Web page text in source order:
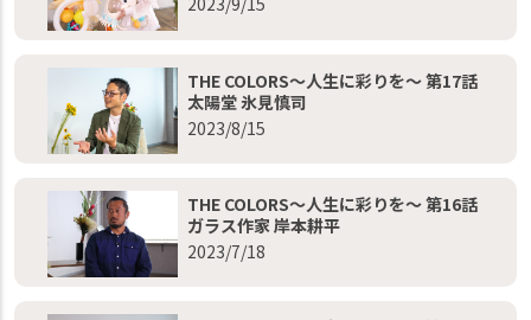
THE COLORS～人生に彩りを～ 第17話
太陽堂 氷見慎司
2023/8/15
THE COLORS～人生に彩りを～ 第16話
ガラス作家 岸本耕平
2023/7/18